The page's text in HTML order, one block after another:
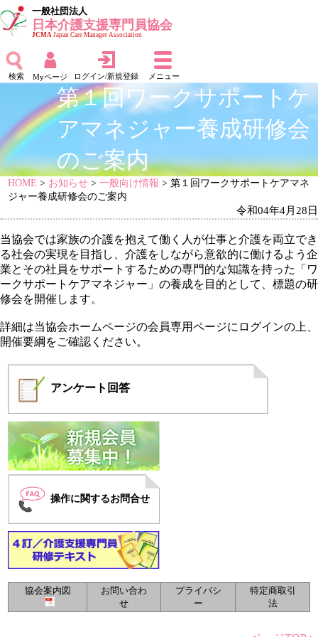
一般社団法人
日本介護支援専門員協会
JCMAJapan Care Manager Association
検索 Myページ ログイン/新規登録 メニュー
第１回ワークサポートケ
アマネジャー養成研修会
のご案内
HOME > お知らせ >一般向け情報 > 第１回ワークサポートケアマネ
ジャー養成研修会のご案内
令和04年4月28日
当協会では家族の介護を抱えて働く人が仕事と介護を両立でき
る社会の実現を目指し、介護をしながら意欲的に働けるよう企
業とその社員をサポートするための専門的な知識を持った「ワ
ークサポートケアマネジャー」の養成を目的として、標題の研
修会を開催します。
詳細は当協会ホームページの会員専用ページにログインの上、
開催要綱をご確認ください。
アンケート 回答
操作に関するお問合せ
協会案内図
お問い合わ
せ
プライバシ
ー
特定商取引
法